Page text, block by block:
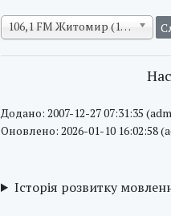
106,1 FM Житомир (128 кб/с)
Додано: 2007-12-27 07:31:35
Оновлено: 2026-01-10 16:02:58
Історія розвитку